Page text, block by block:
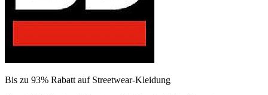
Bis zu 93% Rabatt auf Streetwear-Kleidung